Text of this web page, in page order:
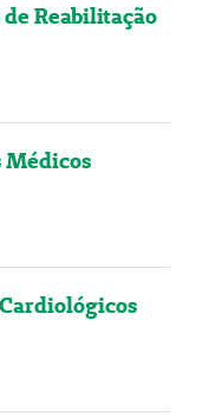
Reabilitação
Médicos